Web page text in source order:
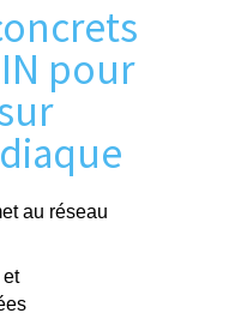
pour
au réseau
et